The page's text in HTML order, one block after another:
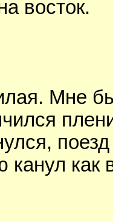
восток.
Мне
канул как